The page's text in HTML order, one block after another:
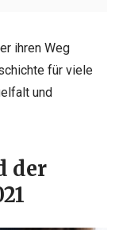
ihren Weg
für viele
und
der